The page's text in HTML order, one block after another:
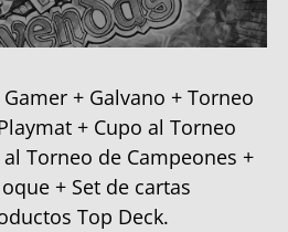
+ Galvano + Torneo
+ Cupo al Torneo
Torneo de Campeones +
+ Set de cartas
Top Deck.